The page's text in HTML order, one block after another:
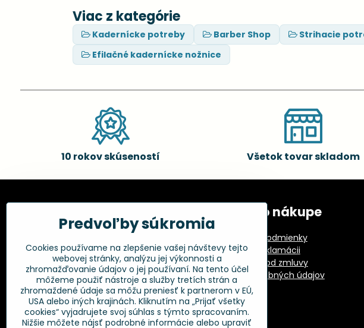
Viac z kategórie
Kadernícke potreby Barber Shop Strihacie
Efilačné kadernícke nožnice
10 rokov skúseností Všetok tovar skladom
Kadernícke potreby, s.r.o.
Fakturačné údaje:
Kadernícke potreby, s.r.o.
Klincová 37
821 08 Bratislava
+421 948 014 333
Všetko o nákupe
Obchodné podmienky
Postup pri reklamácii
Odstúpenie od zmluvy
Ochrana osobných údajov
GPSR
Predvoľby súkromia
Cookies používame na zlepšenie vašej návštevy tejto
webovej stránky, analýzu jej výkonnosti a
zhromažďovanie údajov o jej používaní. Na tento účel
môžeme použiť nástroje a služby tretích strán a
zhromaždené údaje sa môžu preniesť k partnerom v EÚ,
USA alebo iných krajinách. Kliknutím na „Prijať všetky
cookies“ vyjadrujete svoj súhlas s týmto spracovaním.
Nižšie môžete nájsť podrobné informácie alebo upraviť